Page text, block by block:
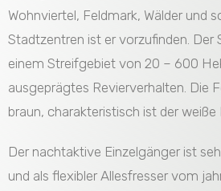
Wohnviertel, Feldmark, Wälder und
Stadtzentren ist er vorzufinden. Der
einem Streifgebiet von 20 – 600
ausgeprägtes Revierverhalten. Die
braun, charakteristisch ist der weiße
Der nachtaktive Einzelgänger ist
und als flexibler Allesfresser vom